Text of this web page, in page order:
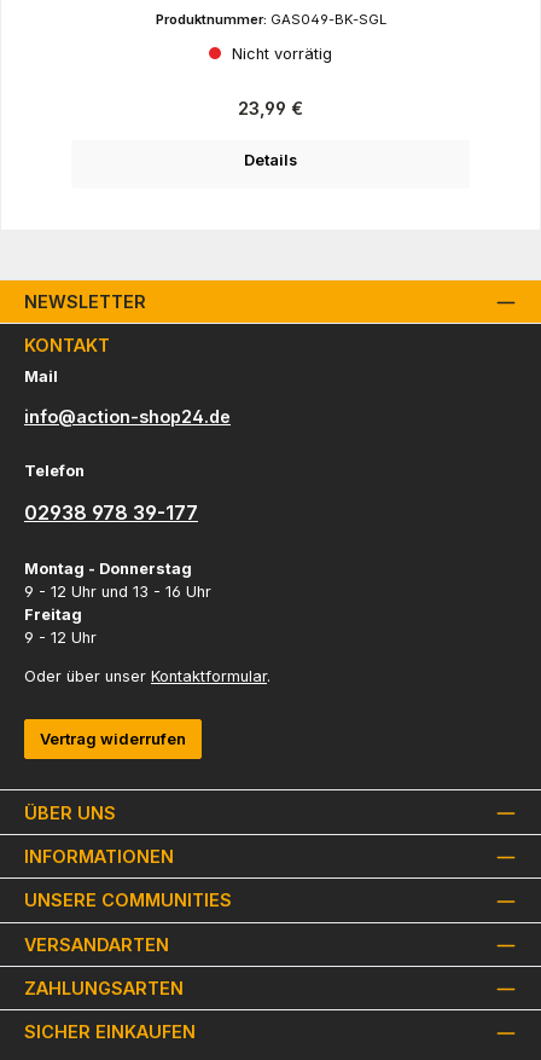
Produktnummer: GAS049-BK-SGL
Nicht vorrätig
Regulärer Preis:
23,99 €
Details
NEWSLETTER
ÜBER UNS
INFORMATIONEN
KONTAKT
Mail
info@action-shop24.de
Telefon
02938 978 39-177
Montag - Donnerstag
9 - 12 Uhr und 13 - 16 Uhr
Freitag
9 - 12 Uhr
Oder über unser Kontaktformular.
Vertrag widerrufen
UNSERE COMMUNITIES
VERSANDARTEN
ZAHLUNGSARTEN
SICHER EINKAUFEN